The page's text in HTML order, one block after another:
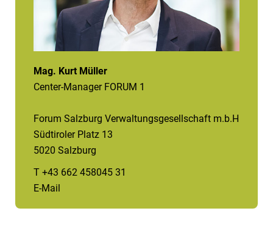
Mag. Kurt Müller
Center-Manager FORUM 1
Forum Salzburg Verwaltungsgesellschaft m.b.H
Südtiroler Platz 13
5020 Salzburg
T +43 662 458045 31
E-Mail